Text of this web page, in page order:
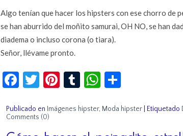
Algo tenían que hacer los hipsters con ese chorro de
se han aburrido del moñito samurai, OH NO, se han
diadema o incluso corona (o tiara).
Señor, llévame pronto.
Facebook
Twitter
Pinterest
TumblrWhatsApp
Compartir
Publicado en Imágenes hipster, Moda hipster| Etiquetado
Comments (0)